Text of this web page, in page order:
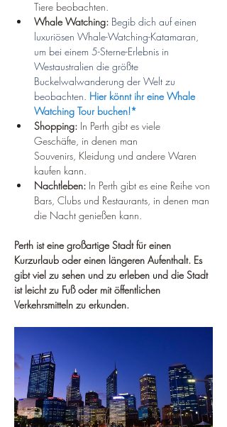
Tiere beobachten.
Whale Watching: Begib dich auf einen
luxuriösen Whale-Watching-Katamaran,
um bei einem 5-Sterne-Erlebnis in
Westaustralien die größte
Buckelwalwanderung der Welt zu
beobachten. Hier könnt ihr eine Whale
Watching Tour buchen!*
Shopping: In Perth gibt es viele
Geschäfte, in denen man
Souvenirs, Kleidung und andere Waren
kaufen kann.
Nachtleben: In Perth gibt es eine Reihe von
Bars, Clubs und Restaurants, in denen man
die Nacht genießen kann.
Perth ist eine großartige Stadt für einen
Kurzurlaub oder einen längeren Aufenthalt. Es
gibt viel zu sehen und zu erleben und die Stadt
ist leicht zu Fuß oder mit öffentlichen
Verkehrsmitteln zu erkunden.